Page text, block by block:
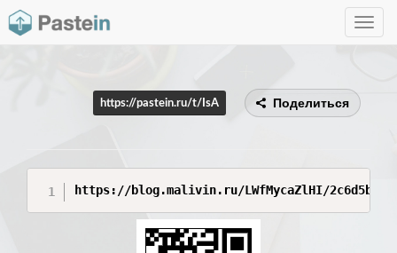
Toggle
https://pastein.ru/t/IsA Поделиться
https://blog.malivin.ru/LWfMycaZlHI/2c6d5b82-